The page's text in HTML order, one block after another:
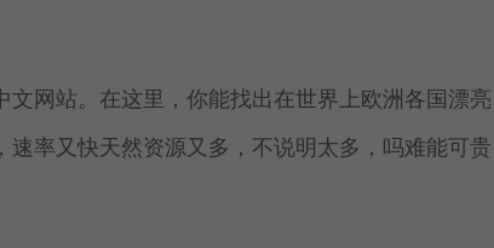
网站。在这里，你能找出在世界上欧洲各国漂亮
率又快天然资源又多，不说明太多，吗难能可贵